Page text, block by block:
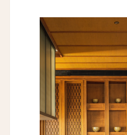
カーネロス・リゾート＆スパ
Carneros Resort and Spa
ヴィラ・ベルーノ ホテル＆
Villa Beluno Hotel & Spa
コレントソレイク＆リバーホ
Correntoso Lake & River Hotel
カサ・デ・ウコ ヴィンヤーズ
Casa de Uco Vineyards & Wine Resort